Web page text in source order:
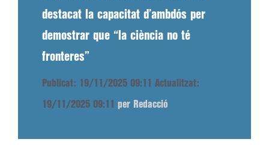
destacat la capacitat d’ambdós per
demostrar que “la ciència no té
fronteres”
Publicat: 19/11/2025 09:11 Actualitzat:
19/11/2025 09:11 per Redacció